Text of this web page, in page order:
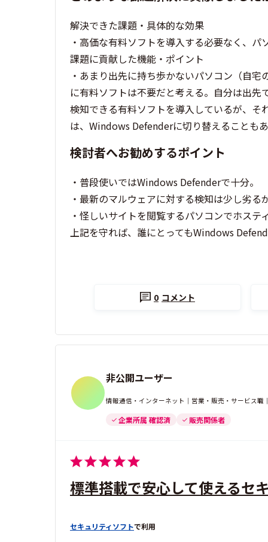
解決できた課題・具体的な効果
・高価な有料ソフトを導入する必要なく、パ
課題に貢献した機能・ポイント
・あまり出先に持ち歩かないパソコン（自
に有料ソフトは不要だと考える。自分は出
検知できる有料ソフトを導入しているが、
は、Windows Defenderに切り替えることも
検討者へお勧めするポイント
・普段使いではWindows Defenderで十分。
・最新のマルウェアに対する検知は少し劣
・怪しいサイトを閲覧するパソコンでホス
上記を守れば、誰にとってもWindows
0 コメント
非公開ユーザー
情報通信・インターネット｜営業・販売・サービス
企業所属 確認済 販売関係者
標準搭載で安心して使えるセ
セキュリティソフトで利用